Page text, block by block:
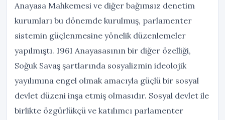
Anayasa Mahkemesi ve diğer bağımsız denetim
kurumları bu dönemde kurulmuş, parlamenter
sistemin güçlenmesine yönelik düzenlemeler
yapılmıştı. 1961 Anayasasının bir diğer özelliği,
Soğuk Savaş şartlarında sosyalizmin ideolojik
yayılımına engel olmak amacıyla güçlü bir sosyal
devlet düzeni inşa etmiş olmasıdır. Sosyal devlet ile
birlikte özgürlükçü ve katılımcı parlamenter